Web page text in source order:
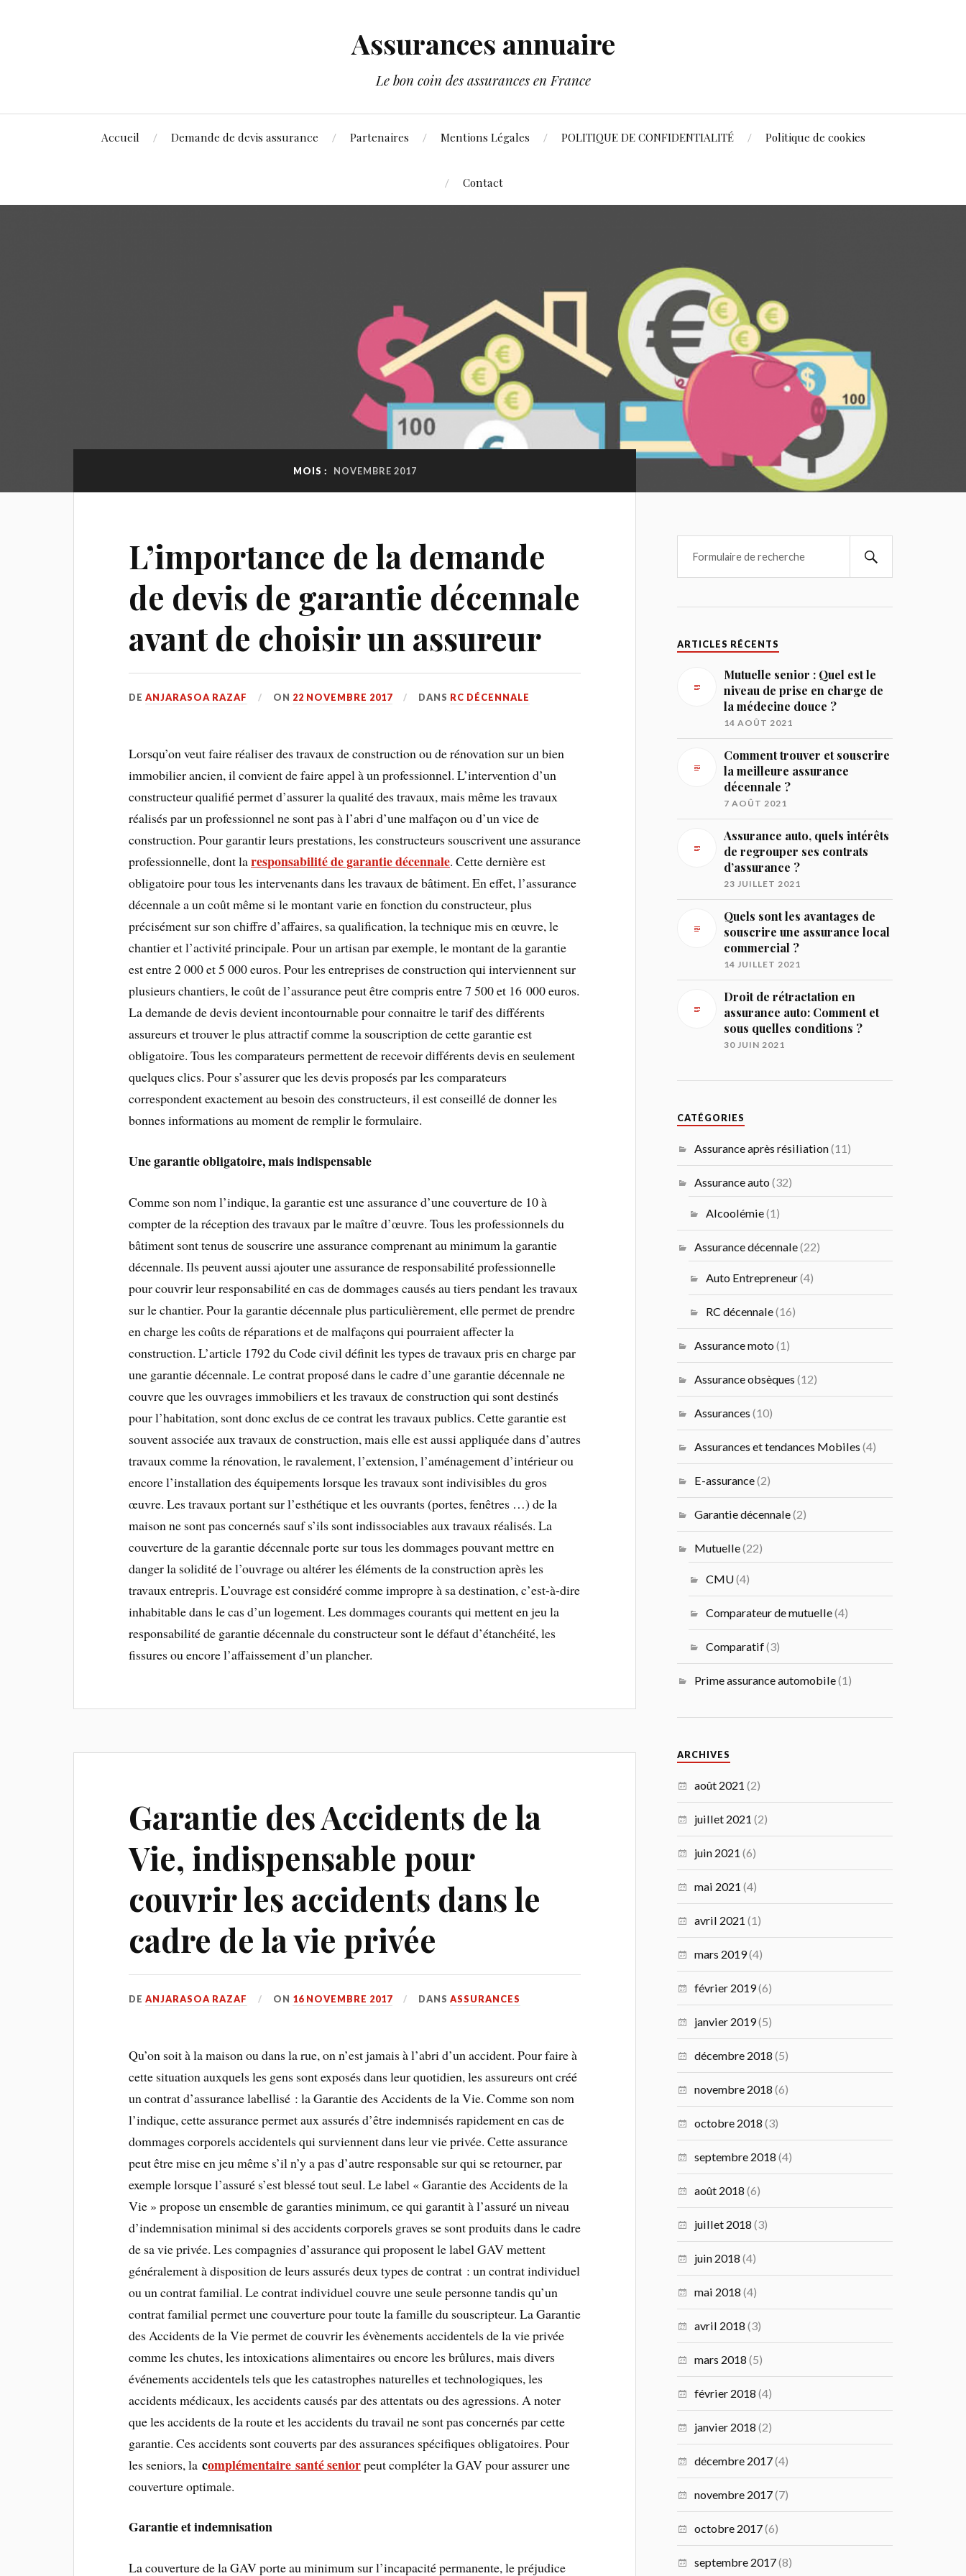
Assurances annuaire
Le bon coin des assurances en France
Accueil Demande de devis assurance Partenaires Mentions Légales POLITIQUE DE CONFIDENTIALITÉ Politique de cookies
Contact
MOIS : NOVEMBRE 2017
L’importance de la demande
de devis de garantie décennale
avant de choisir un assureur
DEANJARASOA RAZAF ON 22 NOVEMBRE 2017 DANS RC DÉCENNALE
Lorsqu’on veut faire réaliser des travaux de construction ou de rénovation sur un bien
immobilier ancien, il convient de faire appel à un professionnel. L’intervention d’un
constructeur qualifié permet d’assurer la qualité des travaux, mais même les travaux
réalisés par un professionnel ne sont pas à l’abri d’une malfaçon ou d’un vice de
construction. Pour garantir leurs prestations, les constructeurs souscrivent une assurance
professionnelle, dont laresponsabilité de garantie décennale. Cette dernière est
obligatoire pour tous les intervenants dans les travaux de bâtiment. En effet, l’assurance
décennale a un coût même si le montant varie en fonction du constructeur, plus
précisément sur son chiffre d’affaires, sa qualification, la technique mis en œuvre, le
chantier et l’activité principale. Pour un artisan par exemple, le montant de la garantie
est entre 2 000 et 5 000 euros. Pour les entreprises de construction qui interviennent sur
plusieurs chantiers, le coût de l’assurance peut être compris entre 7 500 et 16 000 euros.
La demande de devis devient incontournable pour connaitre le tarif des différents
assureurs et trouver le plus attractif comme la souscription de cette garantie est
obligatoire. Tous les comparateurs permettent de recevoir différents devis en seulement
quelques clics. Pour s’assurer que les devis proposés par les comparateurs
correspondent exactement au besoin des constructeurs, il est conseillé de donner les
bonnes informations au moment de remplir le formulaire.
Une garantie obligatoire, mais indispensable
Comme son nom l’indique, la garantie est une assurance d’une couverture de 10 à
compter de la réception des travaux par le maître d’œuvre. Tous les professionnels du
bâtiment sont tenus de souscrire une assurance comprenant au minimum la garantie
décennale. Ils peuvent aussi ajouter une assurance de responsabilité professionnelle
pour couvrir leur responsabilité en cas de dommages causés au tiers pendant les travaux
sur le chantier. Pour la garantie décennale plus particulièrement, elle permet de prendre
en charge les coûts de réparations et de malfaçons qui pourraient affecter la
construction. L’article 1792 du Code civil définit les types de travaux pris en charge par
une garantie décennale. Le contrat proposé dans le cadre d’une garantie décennale ne
couvre que les ouvrages immobiliers et les travaux de construction qui sont destinés
pour l’habitation, sont donc exclus de ce contrat les travaux publics. Cette garantie est
souvent associée aux travaux de construction, mais elle est aussi appliquée dans d’autres
travaux comme la rénovation, le ravalement, l’extension, l’aménagement d’intérieur ou
encore l’installation des équipements lorsque les travaux sont indivisibles du gros
œuvre. Les travaux portant sur l’esthétique et les ouvrants (portes, fenêtres …) de la
maison ne sont pas concernés sauf s’ils sont indissociables aux travaux réalisés. La
couverture de la garantie décennale porte sur tous les dommages pouvant mettre en
danger la solidité de l’ouvrage ou altérer les éléments de la construction après les
travaux entrepris. L’ouvrage est considéré comme impropre à sa destination, c’est-à-dire
inhabitable dans le cas d’un logement. Les dommages courants qui mettent en jeu la
responsabilité de garantie décennale du constructeur sont le défaut d’étanchéité, les
fissures ou encore l’affaissement d’un plancher.
Garantie des Accidents de la
Vie, indispensable pour
couvrir les accidents dans le
cadre de la vie privée
DEANJARASOA RAZAF ON 16 NOVEMBRE 2017 DANSASSURANCES
Qu’on soit à la maison ou dans la rue, on n’est jamais à l’abri d’un accident. Pour faire à
cette situation auxquels les gens sont exposés dans leur quotidien, les assureurs ont créé
un contrat d’assurance labellisé : la Garantie des Accidents de la Vie. Comme son nom
l’indique, cette assurance permet aux assurés d’être indemnisés rapidement en cas de
dommages corporels accidentels qui surviennent dans leur vie privée. Cette assurance
peut être mise en jeu même s’il n’y a pas d’autre responsable sur qui se retourner, par
exemple lorsque l’assuré s’est blessé tout seul. Le label « Garantie des Accidents de la
Vie » propose un ensemble de garanties minimum, ce qui garantit à l’assuré un niveau
d’indemnisation minimal si des accidents corporels graves se sont produits dans le cadre
de sa vie privée. Les compagnies d’assurance qui proposent le label GAV mettent
généralement à disposition de leurs assurés deux types de contrat : un contrat individuel
ou un contrat familial. Le contrat individuel couvre une seule personne tandis qu’un
contrat familial permet une couverture pour toute la famille du souscripteur. La Garantie
des Accidents de la Vie permet de couvrir les évènements accidentels de la vie privée
comme les chutes, les intoxications alimentaires ou encore les brûlures, mais divers
événements accidentels tels que les catastrophes naturelles et technologiques, les
accidents médicaux, les accidents causés par des attentats ou des agressions. A noter
que les accidents de la route et les accidents du travail ne sont pas concernés par cette
garantie. Ces accidents sont couverts par des assurances spécifiques obligatoires. Pour
les seniors, lacomplémentaire santé seniorpeut compléter la GAV pour assurer une
couverture optimale.
Garantie et indemnisation
La couverture de la GAV porte au minimum sur l’incapacité permanente, le préjudice
ARTICLES RÉCENTS
Mutuelle senior : Quel est le
niveau de prise en charge de
la médecine douce ?
14 AOÛT 2021
Comment trouver et souscrire
la meilleure assurance
décennale ?
7 AOÛT 2021
Assurance auto, quels intérêts
de regrouper ses contrats
d’assurance ?
23 JUILLET 2021
Quels sont les avantages de
souscrire une assurance local
commercial ?
14 JUILLET 2021
Droit de rétractation en
assurance auto: Comment et
sous quelles conditions ?
30 JUIN 2021
CATÉGORIES
Assurance après résiliation(11)
Assurance auto(32)
Alcoolémie(1)
Assurance décennale(22)
Auto Entrepreneur(4)
RC décennale(16)
Assurance moto(1)
Assurance obsèques (12)
Assurances (10)
Assurances et tendances Mobiles (4)
E-assurance(2)
Garantie décennale(2)
Mutuelle(22)
CMU(4)
Comparateur de mutuelle(4)
Comparatif(3)
Prime assurance automobile(1)
ARCHIVES
août 2021 (2)
juillet 2021 (2)
juin 2021 (6)
mai 2021 (4)
avril 2021 (1)
mars 2019(4)
février 2019(6)
janvier 2019(5)
décembre 2018 (5)
novembre 2018 (6)
octobre 2018 (3)
septembre 2018 (4)
août 2018 (6)
juillet 2018 (3)
juin 2018 (4)
mai 2018 (4)
avril 2018 (3)
mars 2018 (5)
février 2018 (4)
janvier 2018 (2)
décembre 2017(4)
novembre 2017(7)
octobre 2017(6)
septembre 2017(8)